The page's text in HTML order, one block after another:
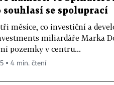
souhlasí se spoluprací
měsíce, co investiční a
miliardáře Marka
pozemky v centru...
▪ 4 min. čtení